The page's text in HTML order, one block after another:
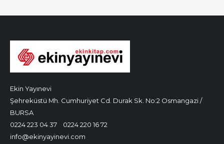
Ekin Yayınevi
Şehreküstü Mh. Cumhuriyet Cd. Durak Sk. No:2 Osmangazi /
BURSA
0224 223 04 37
0224 220 16 72
info@ekinyayinevi.com